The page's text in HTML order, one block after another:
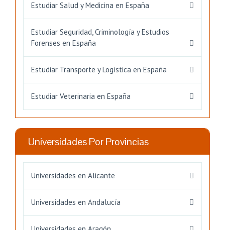
Estudiar Salud y Medicina en España
Estudiar Seguridad, Criminología y Estudios
Forenses en España
Estudiar Transporte y Logística en España
Estudiar Veterinaria en España
Universidades Por Provincias
Universidades en Alicante
Universidades en Andalucía